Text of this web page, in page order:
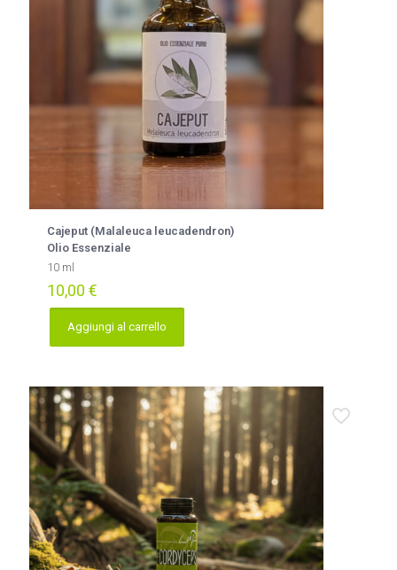
Cajeput (Malaleuca leucadendron)
Olio Essenziale
10 ml
10,00 €
Aggiungi al carrello